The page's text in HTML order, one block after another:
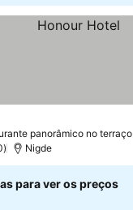
panorâmico no terraço
Nigde
para ver os preços